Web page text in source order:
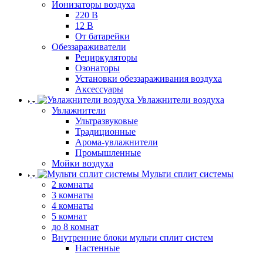
Ионизаторы воздуха
220 В
12 В
От батарейки
Обеззараживатели
Рециркуляторы
Озонаторы
Установки обеззараживания воздуха
Аксессуары
Увлажнители воздуха
Увлажнители
Ультразвуковые
Традиционные
Арома-увлажнители
Промышленные
Мойки воздуха
Мульти сплит системы
2 комнаты
3 комнаты
4 комнаты
5 комнат
до 8 комнат
Внутренние блоки мульти сплит систем
Настенные